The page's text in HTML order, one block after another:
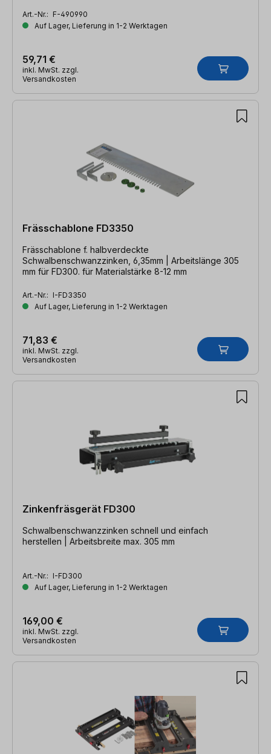
Art.-Nr.: F-490990
Auf Lager, Lieferung in 1-2 Werktagen
59,71 €
inkl. MwSt. zzgl.
Versandkosten
Frässchablone FD3350
Frässchablone f. halbverdeckte
Schwalbenschwanzzinken, 6,35mm | Arbeitslänge 305
mm für FD300. für Materialstärke 8-12 mm
Art.-Nr.: I-FD3350
Auf Lager, Lieferung in 1-2 Werktagen
71,83 €
inkl. MwSt. zzgl.
Versandkosten
Zinkenfräsgerät FD300
Schwalbenschwanzzinken schnell und einfach
herstellen | Arbeitsbreite max. 305 mm
Art.-Nr.: I-FD300
Auf Lager, Lieferung in 1-2 Werktagen
169,00 €
inkl. MwSt. zzgl.
Versandkosten